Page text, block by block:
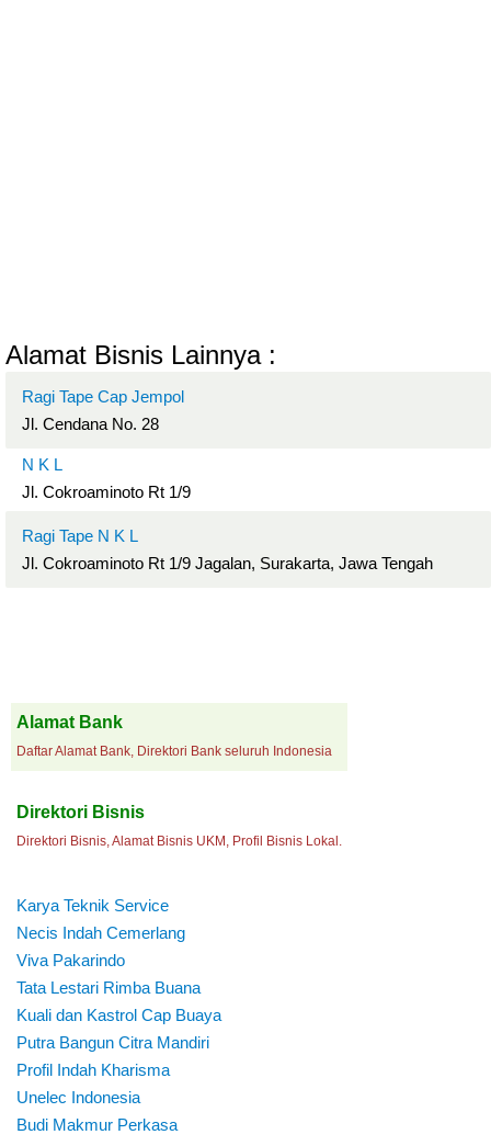
Alamat Bisnis Lainnya :
Ragi Tape Cap Jempol
Jl. Cendana No. 28
N K L
Jl. Cokroaminoto Rt 1/9
Ragi Tape N K L
Jl. Cokroaminoto Rt 1/9 Jagalan, Surakarta, Jawa Tengah
Alamat Bank
Daftar Alamat Bank, Direktori Bank seluruh Indonesia
Direktori Bisnis
Direktori Bisnis, Alamat Bisnis UKM, Profil Bisnis Lokal.
Karya Teknik Service
Necis Indah Cemerlang
Viva Pakarindo
Tata Lestari Rimba Buana
Kuali dan Kastrol Cap Buaya
Putra Bangun Citra Mandiri
Profil Indah Kharisma
Unelec Indonesia
Budi Makmur Perkasa